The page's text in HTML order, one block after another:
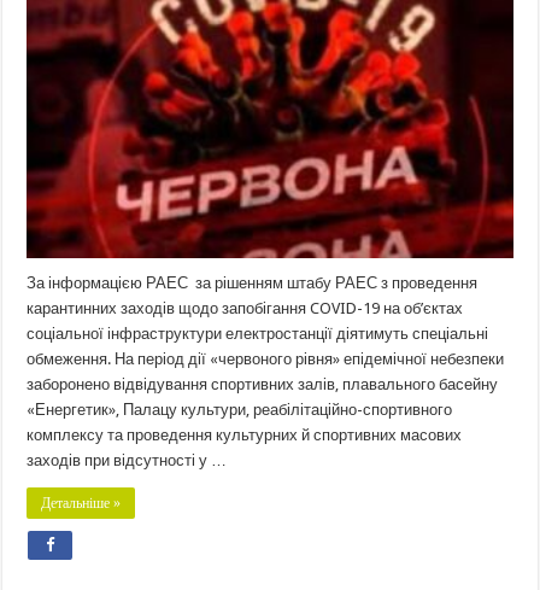
За інформацією РАЕС за рішенням штабу РАЕС з проведення
карантинних заходів щодо запобігання COVID-19 на об’єктах
соціальної інфраструктури електростанції діятимуть спеціальні
обмеження. На період дії «червоного рівня» епідемічної небезпеки
заборонено відвідування спортивних залів, плавального басейну
«Енергетик», Палацу культури, реабілітаційно-спортивного
комплексу та проведення культурних й спортивних масових
заходів при відсутності у …
Детальніше »